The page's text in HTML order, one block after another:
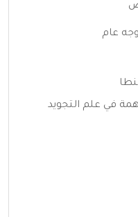
عام
في علم التجويد